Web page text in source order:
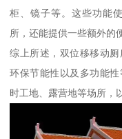
柜、镜子等。这些功能
所，还能提供一些额外的
综上所述，双位移移动厕
环保节能性以及多功能
时工地、露营地等场所，